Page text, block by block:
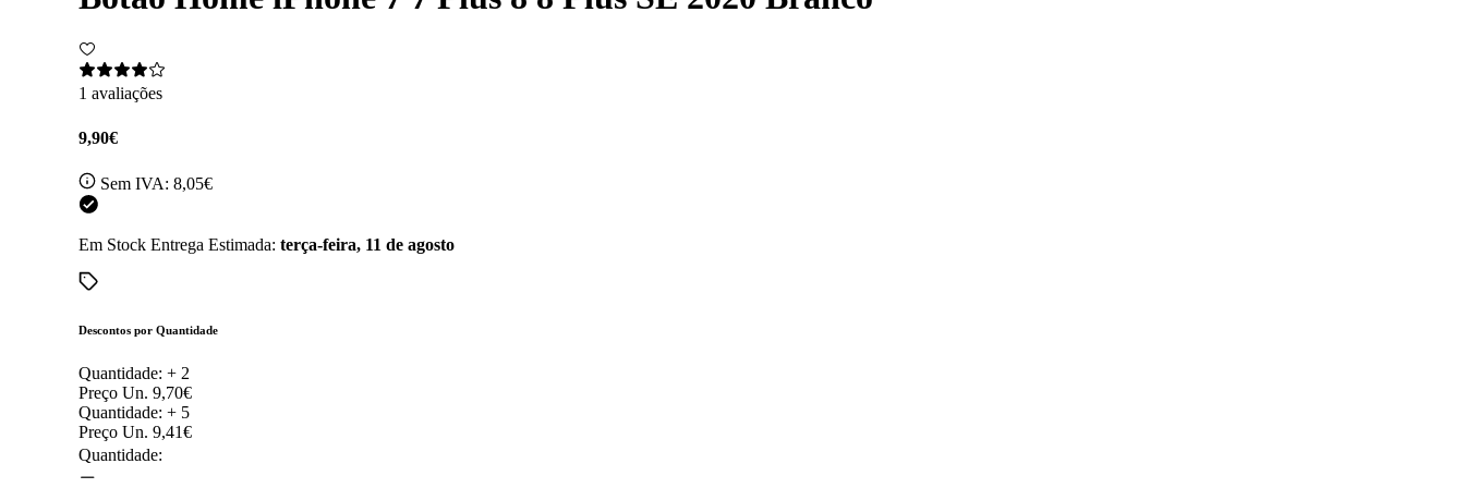
1 avaliações
9,90€
Sem IVA: 8,05€
Em Stock Entrega Estimada: terça-feira, 11 de agosto
Descontos por Quantidade
Quantidade: + 2
Preço Un. 9,70€
Quantidade: + 5
Preço Un. 9,41€
Quantidade: